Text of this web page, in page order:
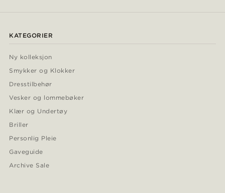
KATEGORIER
Ny kolleksjon
Smykker og Klokker
Dresstilbehør
Vesker og lommebøker
Klær og Undertøy
Briller
Personlig Pleie
Gaveguide
Archive Sale